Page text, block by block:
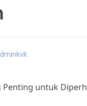
Penting untuk